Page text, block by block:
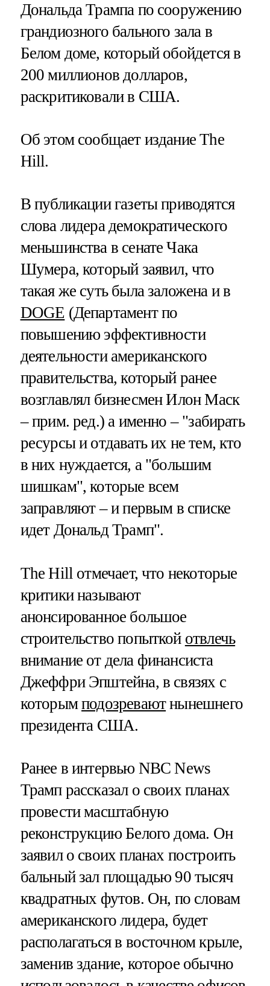
Дональда Трампа по сооружению
грандиозного бального зала в
Белом доме, который обойдется в
200 миллионов долларов,
раскритиковали в США.
Об этом сообщает издание The
Hill.
В публикации газеты приводятся
слова лидера демократического
меньшинства в сенате Чака
Шумера, который заявил, что
такая же суть была заложена и в
DOGE (Департамент по
повышению эффективности
деятельности американского
правительства, который ранее
возглавлял бизнесмен Илон Маск
– прим. ред.) а именно – "забирать
ресурсы и отдавать их не тем, кто
в них нуждается, а "большим
шишкам", которые всем
заправляют – и первым в списке
идет Дональд Трамп".
The Hill отмечает, что некоторые
критики называют
анонсированное большое
строительство попыткой отвлечь
внимание от дела финансиста
Джеффри Эпштейна, в связях с
которымподозреваютнынешнего
президента США.
Ранее в интервью NBC News
Трамп рассказал о своих планах
провести масштабную
реконструкцию Белого дома. Он
заявил о своих планах построить
бальный зал площадью 90 тысяч
квадратных футов. Он, по словам
американского лидера, будет
располагаться в восточном крыле,
заменив здание, которое обычно